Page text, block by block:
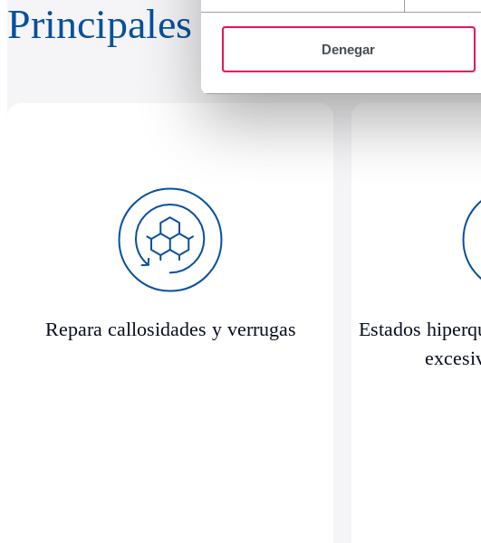
Denegar
Principales beneficios
Repara callosidades y verrugas
Estados